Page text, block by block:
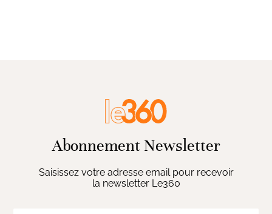
Abonnement Newsletter
Saisissez votre adresse email pour recevoir
la newsletter Le360